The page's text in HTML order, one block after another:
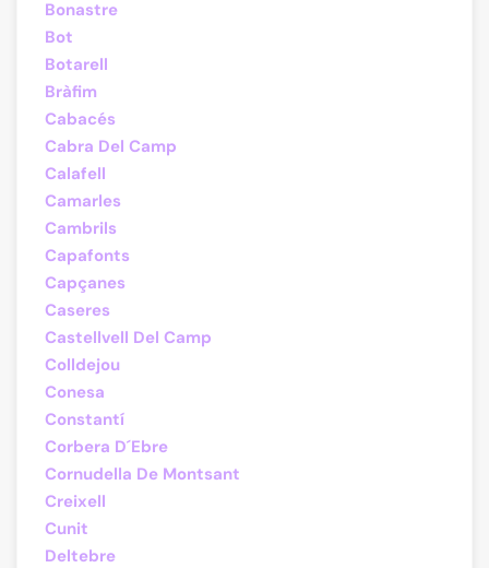
Bonastre
Bot
Botarell
Bràfim
Cabacés
Cabra Del Camp
Calafell
Camarles
Cambrils
Capafonts
Capçanes
Caseres
Castellvell Del Camp
Colldejou
Conesa
Constantí
Corbera D´Ebre
Cornudella De Montsant
Creixell
Cunit
Deltebre